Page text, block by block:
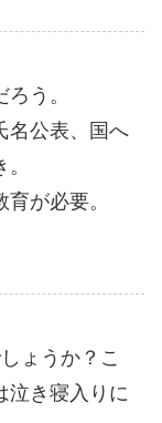
う。
名公表、国へ
が必要。
ょうか？こ
泣き寝入りに